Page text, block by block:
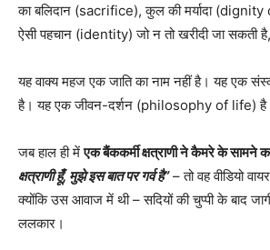
का बलिदान (sacrifice), कुल की मर्यादा
ऐसी पहचान (identity) जो न तो खरीदी जा सकती
यह वाक्य महज एक जाति का नाम नहीं है। यह एक
है। यह एक जीवन-दर्शन (philosophy of life)
जब हाल ही मेंएक बैंककर्मी क्षत्राणी ने कैमरे के सामने
क्षत्राणी हूँ, मुझे इस बात पर गर्व है”– तो वह वीडियो
क्योंकि उस आवाज में थी – सदियों की चुप्पी के बाद
ललकार।